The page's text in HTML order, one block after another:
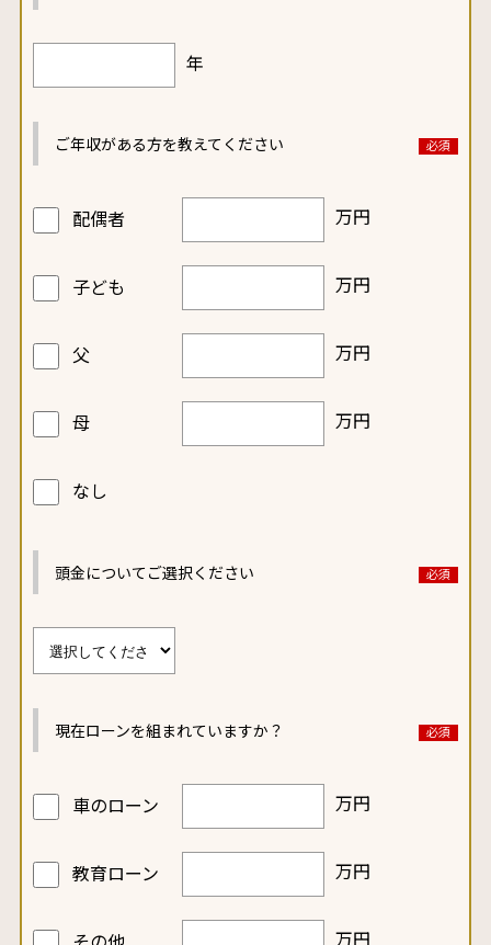
年
ご年収がある方を教えてください
配偶者
子ども
父
母
なし
万円
万円
万円
万円
頭金についてご選択ください
現在ローンを組まれていますか？
車のローン
教育ローン
万円
万円
万円